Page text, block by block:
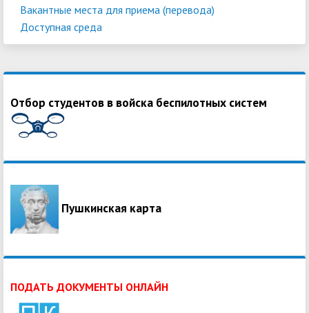
Вакантные места для приема (перевода)
Доступная среда
Отбор студентов в войска беспилотных систем
Пушкинская карта
ПОДАТЬ ДОКУМЕНТЫ ОНЛАЙН